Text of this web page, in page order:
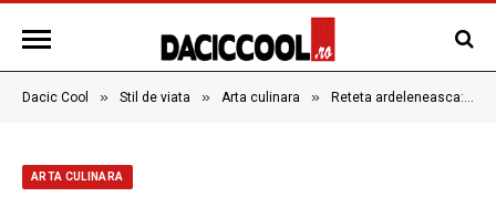
Dacic Cool » Stil de viata » Arta culinara » Reteta ardeleneasca: tochitura ardeleneasca
ARTA CULINARA